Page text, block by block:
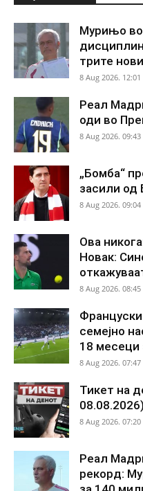
Мурињо
трите
8 Aug 2026. 12:01
Реал
оди во
8 Aug 2026. 09:43
„Бомба“
засили од
8 Aug 2026. 09:04
Ова
Новак:
8 Aug 2026. 08:45
Француски
семејно
18 месеци
8 Aug 2026. 07:47
Тикет на
08.08.2026)
8 Aug 2026. 07:20
Реал
рекорд: